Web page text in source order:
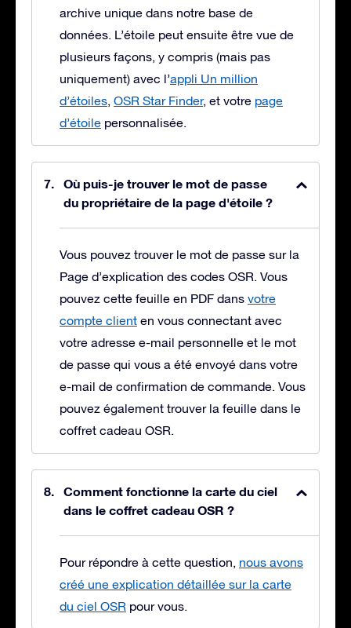
archive unique dans notre base de
données. L’étoile peut ensuite être vue de
plusieurs façons, y compris (mais pas
uniquement) avec l’appli Un million
d’étoiles, OSR Star Finder, et votre page
d’étoile personnalisée.
Où puis-je trouver le mot de passe
du propriétaire de la page d'étoile ?
Vous pouvez trouver le mot de passe sur la
Page d’explication des codes OSR. Vous
pouvez cette feuille en PDF dans votre
compte client en vous connectant avec
votre adresse e-mail personnelle et le mot
de passe qui vous a été envoyé dans votre
e-mail de confirmation de commande. Vous
pouvez également trouver la feuille dans le
coffret cadeau OSR.
Comment fonctionne la carte du ciel
dans le coffret cadeau OSR ?
Pour répondre à cette question, nous avons
créé une explication détaillée sur la carte
du ciel OSR pour vous.